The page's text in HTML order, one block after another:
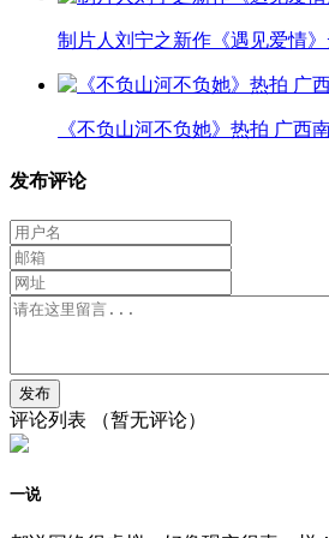
制片人刘宁之新作《遇见爱情
《不负山河不负她》热拍 广西
发布评论
评论列表 （暂无评论）
一说